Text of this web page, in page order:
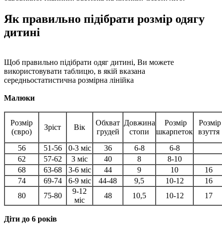
Як правильно підібрати розмір одягу
дитині
Щоб правильно підібрати одяг дитині, Ви можете
використовувати таблицю, в якій вказана
середньостатистична розмірна лінійка
Малюки
Розмір
(євро)
Зріст Вік
Обхват
грудей
Довжина
стопи
Розмір
шкарпеток
Розмір
взуття
56
51-56 0-3 міс 36 6-8
6-8
62
57-62 3 міс 40 8
8-10
68
63-68 3-6 міс 44 9 10
16
74
69-74 6-9 міс 44-48 9,5 10-12
16
80
75-80
9-12
міс
48 10,5 10-12 17
Діти до 6 років